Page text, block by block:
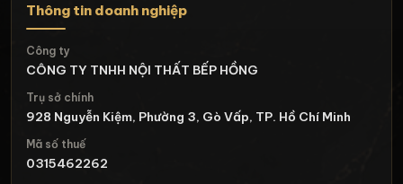
Thông tin doanh nghiệp
Công ty
CÔNG TY TNHH NỘI THẤT BẾP HỒNG
Trụ sở chính
928 Nguyễn Kiệm, Phường 3, Gò Vấp, TP. Hồ Chí Minh
Mã số thuế
0315462262